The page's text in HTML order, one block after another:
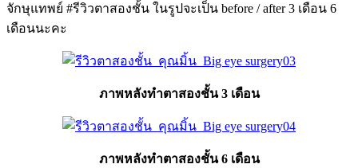
จักษุแทพย์ #รีวิวตาสองชั้น ในรูปจะเป็น before / after 3 เดือน 6
เดือนนะคะ
ภาพหลังทำตาสองชั้น 3 เดือน
ภาพหลังทำตาสองชั้น 6 เดือน